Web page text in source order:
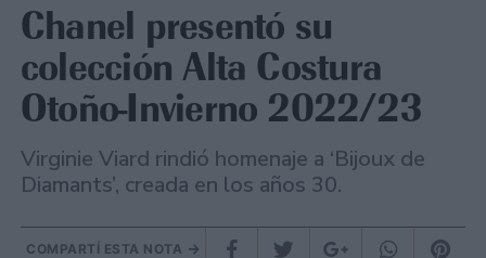
Chanel presentó su
colección Alta Costura
Otoño-Invierno 2022/23
Virginie Viard rindió homenaje a ‘Bijoux de
Diamants’, creada en los años 30.
COMPARTÍ ESTA NOTA